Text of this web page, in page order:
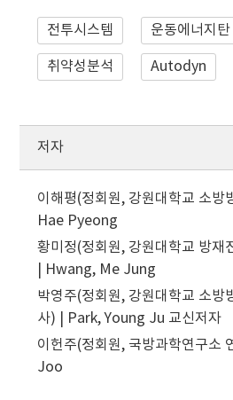
전투시스템 운동에너지탄
취약성분석 Autodyn
저자
이해평(정회원, 강원대학교 소방
Hae Pyeong
황미정(정회원, 강원대학교 방재
| Hwang, Me Jung
박영주(정회원, 강원대학교 소방
사) | Park, Young Ju 교신저자
이헌주(정회원, 국방과학연구소
Joo